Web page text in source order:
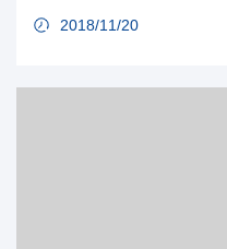
2018/11/20